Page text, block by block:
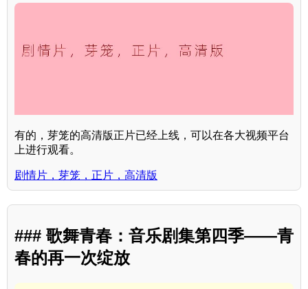
有的，芽笼的高清版正片已经上线，可以在各大视频平台
上进行观看。
剧情片，芽笼，正片，高清版
### 歌舞青春：音乐剧集第四季——青
春的再一次绽放